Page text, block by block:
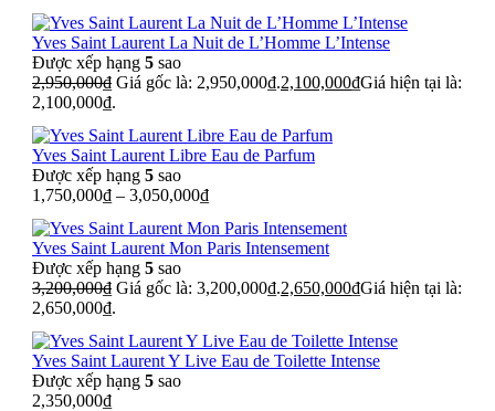
Yves Saint Laurent La Nuit de L’Homme L’Intense
Được xếp hạng 5 sao
2,950,000₫ Giá gốc là: 2,950,000₫.2,100,000₫Giá hiện tại là:
2,100,000₫.
Yves Saint Laurent Libre Eau de Parfum
Được xếp hạng 5 sao
1,750,000₫ – 3,050,000₫
Yves Saint Laurent Mon Paris Intensement
Được xếp hạng 5 sao
3,200,000₫ Giá gốc là: 3,200,000₫.2,650,000₫Giá hiện tại là:
2,650,000₫.
Yves Saint Laurent Y Live Eau de Toilette Intense
Được xếp hạng 5 sao
2,350,000₫